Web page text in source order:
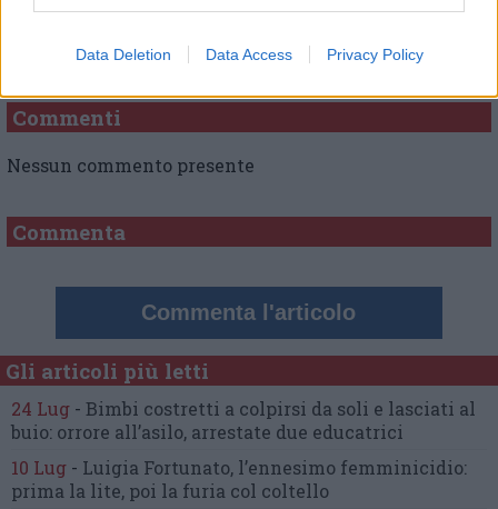
Data Deletion Data Access Privacy Policy
Commenti
Nessun commento presente
Commenta
Commenta l'articolo
Gli articoli più letti
24 Lug - Bimbi costretti a colpirsi da soli e lasciati al
buio: orrore all’asilo, arrestate due educatrici
10 Lug - Luigia Fortunato, l’ennesimo femminicidio:
prima la lite, poi la furia col coltello